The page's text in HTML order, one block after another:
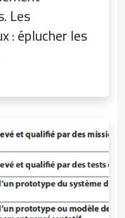
Les
: éplucher les